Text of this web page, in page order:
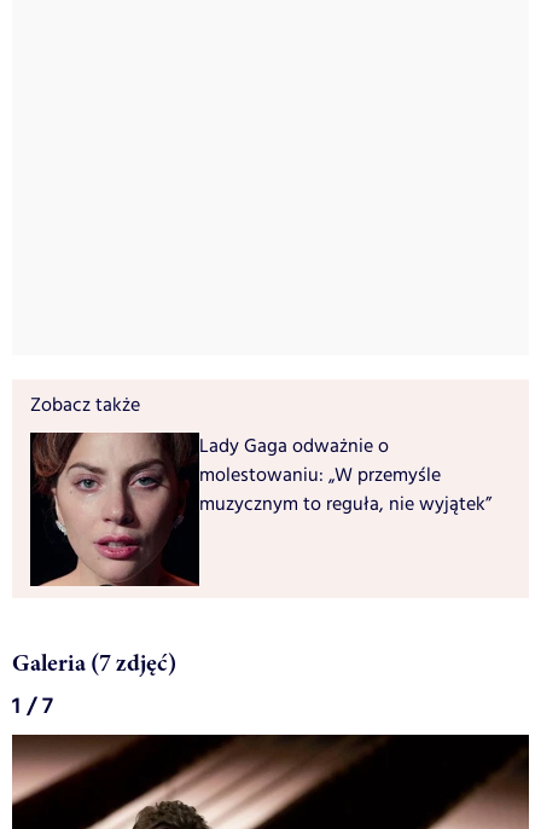
Zobacz także
Lady Gaga odważnie o
molestowaniu: „W przemyśle
muzycznym to reguła, nie wyjątek”
Galeria (7 zdjęć)
1 / 7